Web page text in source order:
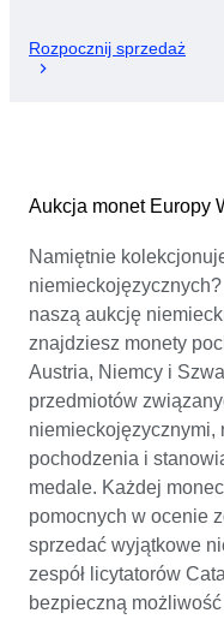
Rozpocznij sprzedaż
Aukcja monet Europy
Namiętnie
naszą aukcję
znajdziesz monety
Austria, Niemcy i
przedmiotów
niemieckojęzycznymi,
pochodzenia i
medale. Każdej
pomocnych w ocenie
sprzedać wyjątkowe
zespół licytatorów
bezpieczną